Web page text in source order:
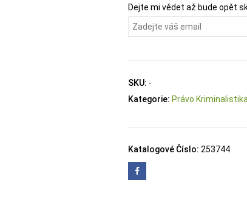
Dejte mi vědet až bude opět
SKU: -
Kategorie: Právo Kriminalistika
Katalogové Číslo: 253744